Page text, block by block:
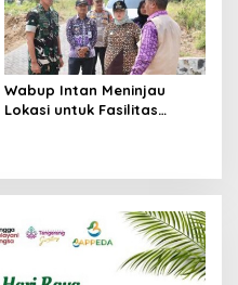
Wabup Intan Meninjau
Lokasi untuk Fasilitas